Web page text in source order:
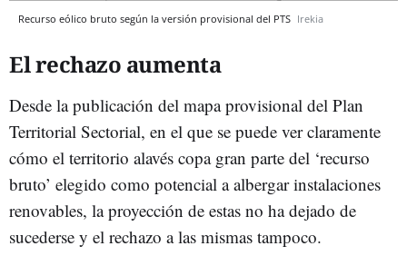
Recurso eólico bruto según la versión provisional del PTS Irekia
El rechazo aumenta
Desde la publicación del mapa provisional del Plan
Territorial Sectorial, en el que se puede ver claramente
cómo el territorio alavés copa gran parte del ‘recurso
bruto’ elegido como potencial a albergar instalaciones
renovables, la proyección de estas no ha dejado de
sucederse y el rechazo a las mismas tampoco.